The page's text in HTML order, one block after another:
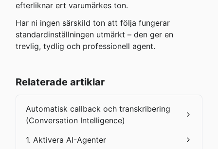
efterliknar ert varumärkes ton.
Har ni ingen särskild ton att följa fungerar
standardinställningen utmärkt – den ger en
trevlig, tydlig och professionell agent.
Relaterade artiklar
Automatisk callback och transkribering
(Conversation Intelligence)
1. Aktivera AI-Agenter